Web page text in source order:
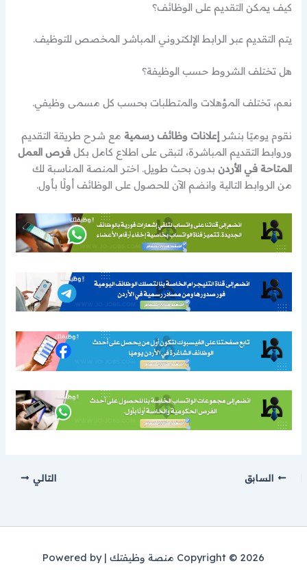
كيف يمكن التقديم على الوظائف؟
يتم التقديم عبر الرابط الإلكتروني المباشر المخصص للتوظيف.
هل تختلف الشروط حسب الوظيفة؟
نعم، تختلف المؤهلات والمتطلبات بحسب كل مسمى وظيفي.
نقوم يوميًا بنشرإعلانات وظائف رسمية مع شرح طريقة التقديم
وروابط التقديم المباشرة، لتبقى على اطلاع كامل بكلفرص العمل
المتاحة في الأردن بدون بحث طويل. اختر المنصة المناسبة لك
من الروابط التالية وانضم الآن للحصول على الوظائف أولًا بأول.
السابق التالي
Copyright © 2026 منصة وظيفتك | Powered by